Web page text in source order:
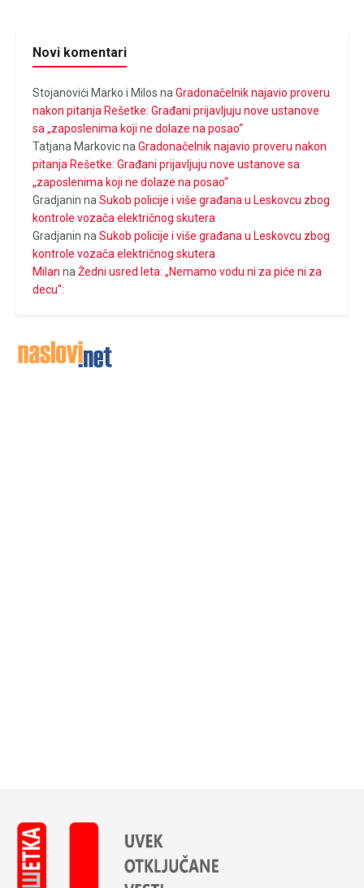
Novi komentari
Stojanovići Marko i Milos na Gradonačelnik najavio proveru
nakon pitanja Rešetke: Građani prijavljuju nove ustanove
sa „zaposlenima koji ne dolaze na posao“
Tatjana Markovicna Gradonačelnik najavio proveru nakon
pitanja Rešetke: Građani prijavljuju nove ustanove sa
„zaposlenima koji ne dolaze na posao“
Gradjanin na Sukob policije i više građana u Leskovcu zbog
kontrole vozača električnog skutera
Gradjanin na Sukob policije i više građana u Leskovcu zbog
kontrole vozača električnog skutera
Milan na Žedni usred leta: „Nemamo vodu ni za piće ni za
decu“: